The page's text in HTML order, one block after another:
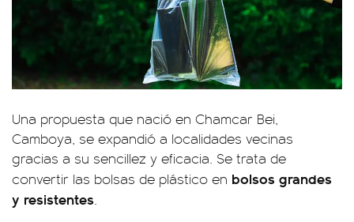
Una propuesta que nació en Chamcar Bei,
Camboya, se expandió a localidades vecinas
gracias a su sencillez y eficacia. Se trata de
convertir las bolsas de plástico en bolsos grandes
y resistentes